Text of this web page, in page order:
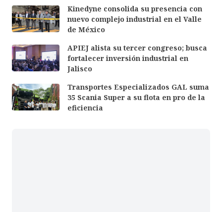
Kinedyne consolida su presencia con
nuevo complejo industrial en el Valle
de México
APIEJ alista su tercer congreso; busca
fortalecer inversión industrial en
Jalisco
Transportes Especializados GAL suma
35 Scania Super a su flota en pro de la
eficiencia